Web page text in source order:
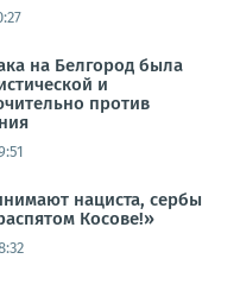
на Белгород была
и
против
нациста, сербы
Косове!»